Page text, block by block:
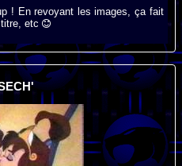
! En revoyant les images, ça fait
titre, etc